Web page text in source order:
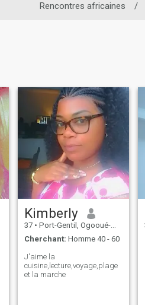
Rencontres africaines /
Kimberly
37 • Port-Gentil, Ogooué-Maritime, Gabon
Cherchant: Homme 40 - 60
J'aime la
cuisine,lecture,voyage,plage
et la marche